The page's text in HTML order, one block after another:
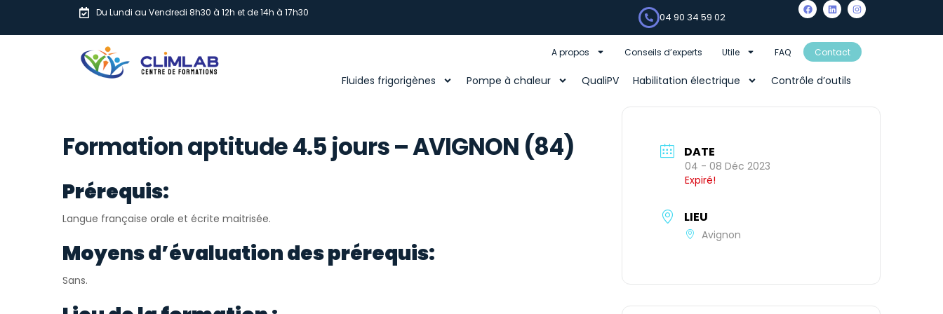
Du Lundi au Vendredi 8h30 à 12h et de 14h à 17h30 04 90 34 59 02
A propos Conseils d’experts Utile FAQ Contact
Fluides frigorigènes Pompe à chaleur QualiPV Habilitation électrique Contrôle d’outils
Formation aptitude 4.5 jours – AVIGNON (84)
Prérequis:
Langue française orale et écrite maitrisée.
Moyens d’évaluation des prérequis:
Sans.
DATE
04 - 08 Déc 2023
Expiré!
LIEU
Avignon